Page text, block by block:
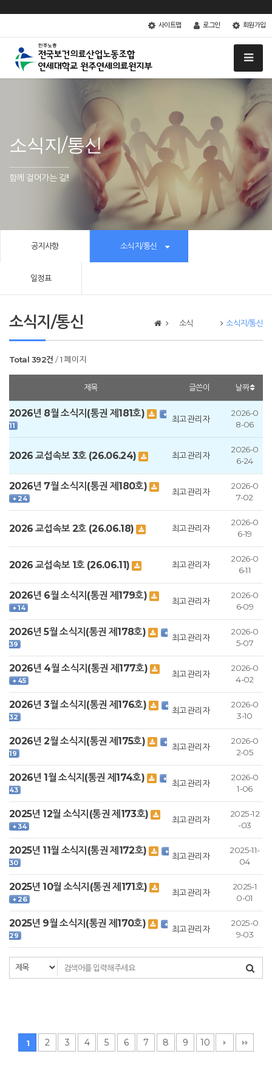
사이트맵 로그인 회원가입
소식지/통신
함께 걸어가는 길!!
공지사항 소식지/통신
일정표
소식지/통신 소식 소식지/통신
Total 392건 1 페이지
제목 글쓴이 날짜
2026년 8월 소식지(통권 제181호)
+
11
최고관리자
2026-0
8-06
2026 교섭속보 3호 (26.06.24) 최고관리자
2026-0
6-24
2026년 7월 소식지(통권 제180호)
+ 24
최고관리자
2026-0
7-02
2026 교섭속보 2호 (26.06.18) 최고관리자
2026-0
6-19
2026 교섭속보 1호 (26.06.11) 최고관리자
2026-0
6-11
2026년 6월 소식지(통권 제179호)
+ 14
최고관리자
2026-0
6-09
2026년 5월 소식지(통권 제178호)
+
39
최고관리자
2026-0
5-07
2026년 4월 소식지(통권 제177호)
+ 45
최고관리자
2026-0
4-02
2026년 3월 소식지(통권 제176호)
+
32
최고관리자
2026-0
3-10
2026년 2월 소식지(통권 제175호)
+
19
최고관리자
2026-0
2-05
2026년 1월 소식지(통권 제174호)
+
43
최고관리자
2026-0
1-06
2025년 12월 소식지(통권 제173호)
+ 34
최고관리자
2025-12
-03
2025년 11월 소식지(통권 제172호)
+
30
최고관리자
2025-11-
04
2025년 10월 소식지(통권 제171호)
+ 26
최고관리자
2025-1
0-01
2025년 9월 소식지(통권 제170호)
+
29
최고관리자
2025-0
9-03
1 2 3 4 5 6 7 8 9 10